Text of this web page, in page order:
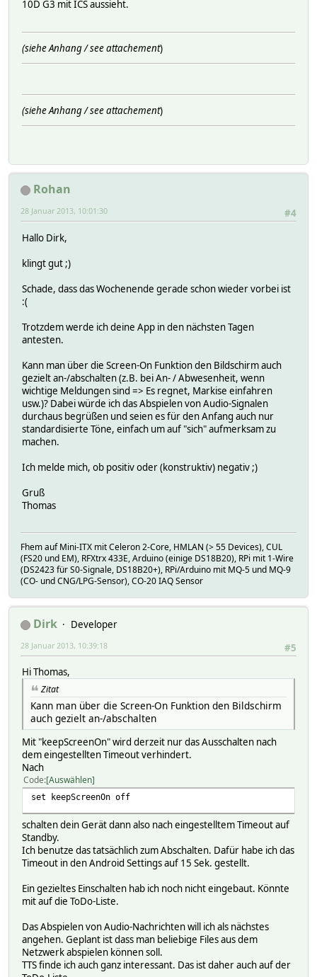
10D G3 mit ICS aussieht.
(siehe Anhang / see attachement)
(siehe Anhang / see attachement)
Rohan
#4
28 Januar 2013, 10:01:30
Hallo Dirk,
klingt gut ;)
Schade, dass das Wochenende gerade schon wieder vorbei ist
:(
Trotzdem werde ich deine App in den nächsten Tagen
antesten.
Kann man über die Screen-On Funktion den Bildschirm auch
gezielt an-/abschalten (z.B. bei An- / Abwesenheit, wenn
wichtige Meldungen sind => Es regnet, Markise einfahren
usw.)? Dabei würde ich das Abspielen von Audio-Signalen
durchaus begrüßen und seien es für den Anfang auch nur
standardisierte Töne, einfach um auf "sich" aufmerksam zu
machen.
Ich melde mich, ob positiv oder (konstruktiv) negativ ;)
Gruß
Thomas
Fhem auf Mini-ITX mit Celeron 2-Core, HMLAN (> 55 Devices), CUL
(FS20 und EM), RFXtrx 433E, Arduino (einige DS18B20), RPi mit 1-Wire
(DS2423 für S0-Signale, DS18B20+), RPi/Arduino mit MQ-5 und MQ-9
(CO- und CNG/LPG-Sensor), CO-20 IAQ Sensor
Dirk
Developer
#5
28 Januar 2013, 10:39:18
Hi Thomas,
Zitat
Kann man über die Screen-On Funktion den Bildschirm
auch gezielt an-/abschalten
Mit "keepScreenOn" wird derzeit nur das Ausschalten nach
dem eingestellten Timeout verhindert.
Nach
Code Auswählen
set keepScreenOn off
schalten dein Gerät dann also nach eingestelltem Timeout auf
Standby.
Ich benutze das tatsächlich zum Abschalten. Dafür habe ich das
Timeout in den Android Settings auf 15 Sek. gestellt.
Ein gezieltes Einschalten hab ich noch nicht eingebaut. Könnte
mit auf die ToDo-Liste.
Das Abspielen von Audio-Nachrichten will ich als nächstes
angehen. Geplant ist dass man beliebige Files aus dem
Netzwerk abspielen können soll.
TTS finde ich auch ganz interessant. Das ist daher auch auf der